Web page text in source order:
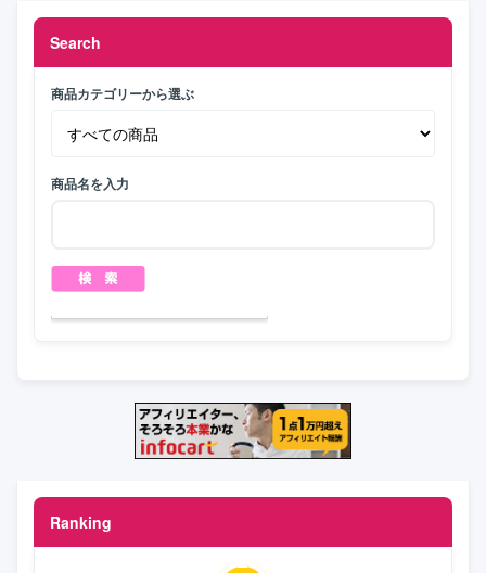
Search
商品カテゴリーから選ぶ
商品名を入力
Ranking